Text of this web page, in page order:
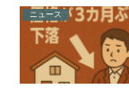
ニュース